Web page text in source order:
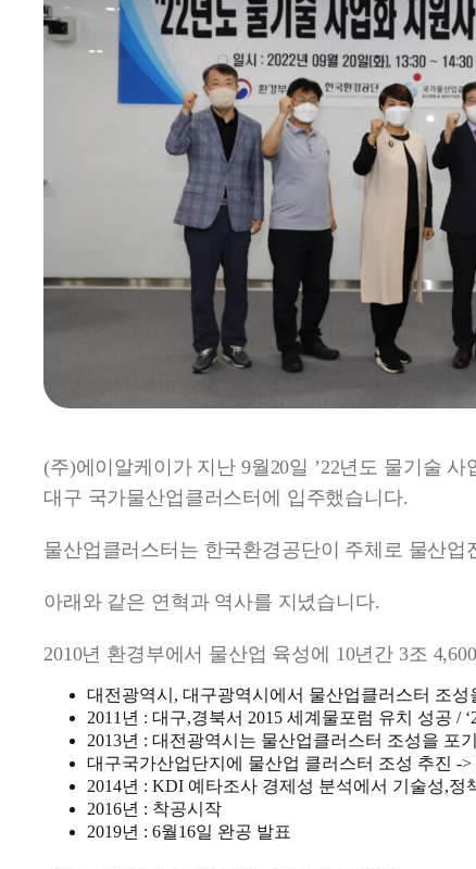
(주)에이알케이가 지난 9월20일 ’22년도 물기술
대구 국가물산업클러스터에 입주했습니다.
물산업클러스터는 한국환경공단이 주체로 물산
아래와 같은 연혁과 역사를 지녔습니다.
2010년 환경부에서 물산업 육성에 10년간 3조
대전광역시, 대구광역시에서 물산업클러스터 조성
2011년 : 대구,경북서 2015 세계물포럼 유치 성공 /
2013년 : 대전광역시는 물산업클러스터 조성을 포기
대구국가산업단지에 물산업 클러스터 조성 추진 -
2014년 : KDI 예타조사 경제성 분석에서 기술성,정
2016년 : 착공시작
2019년 : 6월16일 완공 발표